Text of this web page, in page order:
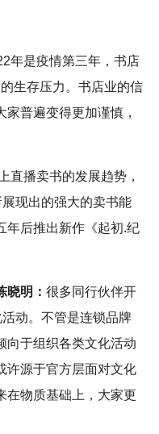
年是疫情第三年，书店
生存压力。书店业的信
普遍变得更加谨慎，
直播卖书的发展趋势，
展现出的强大的卖书能
年后推出新作《起初.纪
晓明： 很多同行伙伴开
动。不管是连锁品牌
向于组织各类文化活动
许源于官方层面对文化
在物质基础上，大家更